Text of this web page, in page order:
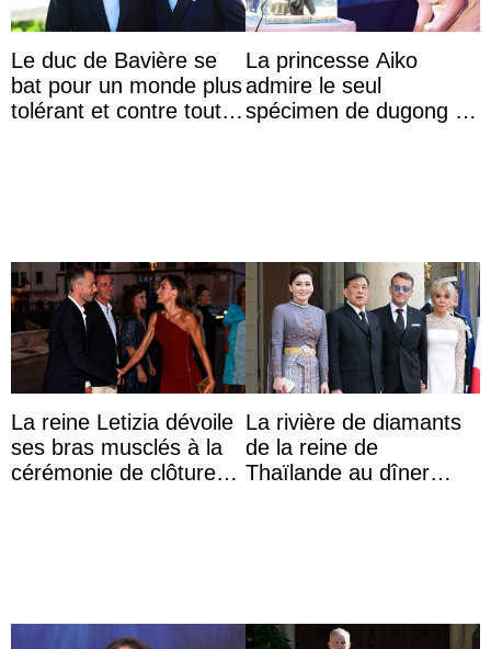
Le duc de Bavière se
bat pour un monde plus
tolérant et contre toute
La princesse Aiko
admire le seul
spécimen de dugong en
La reine Letizia dévoile
ses bras musclés à la
cérémonie de clôture
La rivière de diamants
de la reine de
Thaïlande au dîner